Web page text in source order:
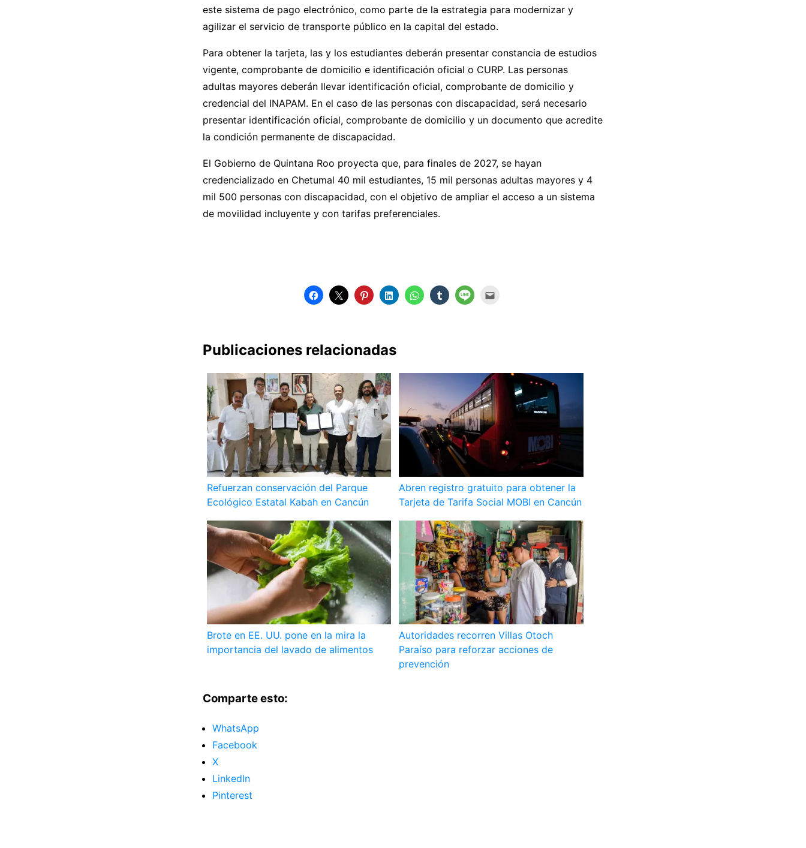
este sistema de pago electrónico, como parte de la estrategia para modernizar y
agilizar el servicio de transporte público en la capital del estado.
Para obtener la tarjeta, las y los estudiantes deberán presentar constancia de estudios
vigente, comprobante de domicilio e identificación oficial o CURP. Las personas
adultas mayores deberán llevar identificación oficial, comprobante de domicilio y
credencial del INAPAM. En el caso de las personas con discapacidad, será necesario
presentar identificación oficial, comprobante de domicilio y un documento que acredite
la condición permanente de discapacidad.
El Gobierno de Quintana Roo proyecta que, para finales de 2027, se hayan
credencializado en Chetumal 40 mil estudiantes, 15 mil personas adultas mayores y 4
mil 500 personas con discapacidad, con el objetivo de ampliar el acceso a un sistema
de movilidad incluyente y con tarifas preferenciales.
Publicaciones relacionadas
Refuerzan conservación del Parque
Ecológico Estatal Kabah en Cancún
Abren registro gratuito para obtener la
Tarjeta de Tarifa Social MOBI en Cancún
Brote en EE. UU. pone en la mira la
importancia del lavado de alimentos
Autoridades recorren Villas Otoch
Paraíso para reforzar acciones de
prevención
Comparte esto:
WhatsApp
Facebook
X
LinkedIn
Pinterest